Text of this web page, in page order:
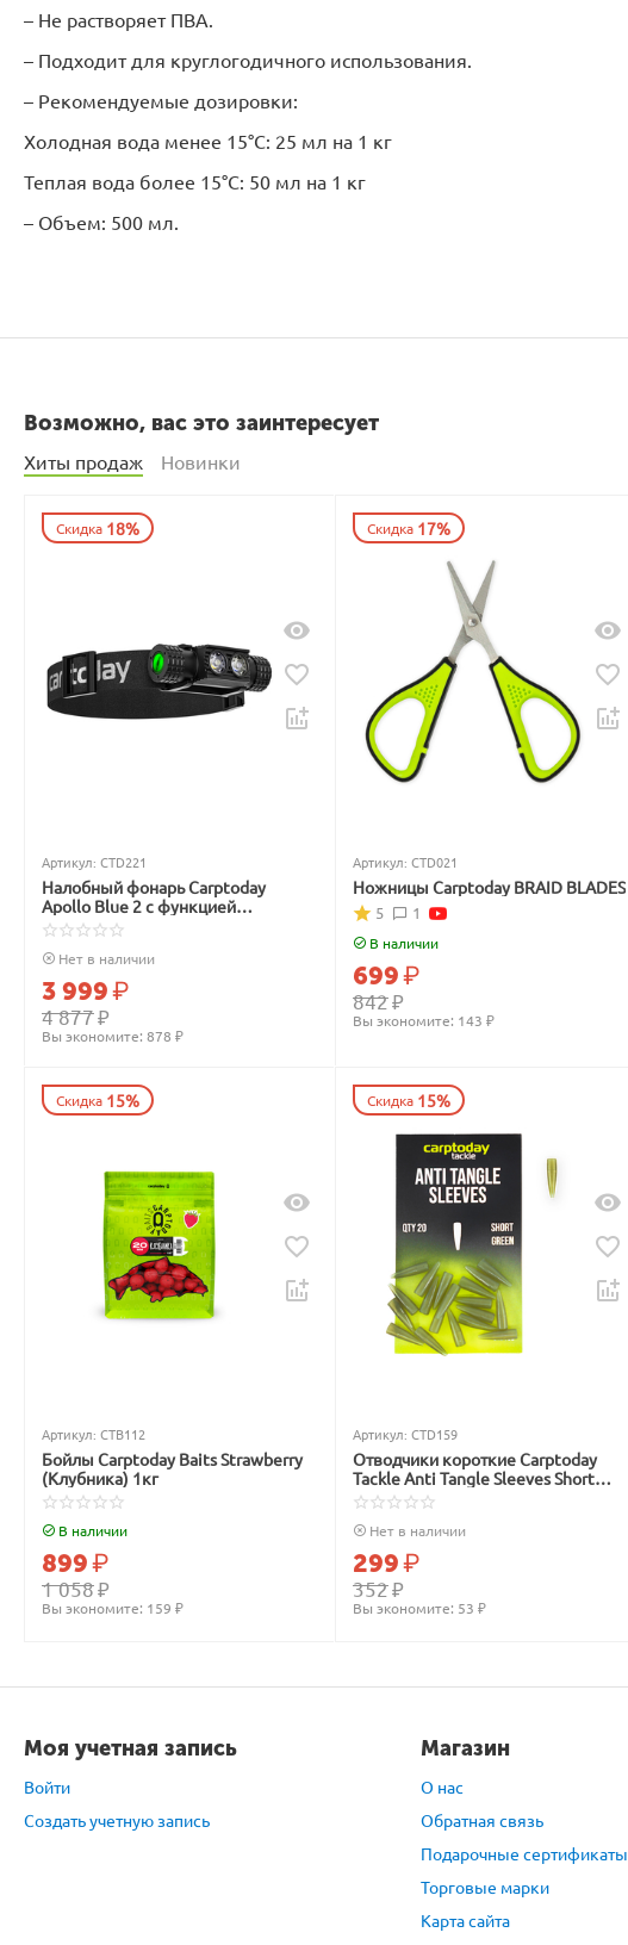
– Не растворяет ПВА.
– Подходит для круглогодичного использования.
– Рекомендуемые дозировки:
Холодная вода менее 15°C: 25 мл на 1 кг
Теплая вода более 15°C: 50 мл на 1 кг
– Объем: 500 мл.
Возможно, вас это заинтересует
Хиты продаж Новинки
Скидка 18%
Артикул: CTD221
Налобный фонарь Carptoday
Apollo Blue 2 с функцией
подсвечивания лески синим
светом
Нет в наличии
4 877₽
3 999₽
Вы экономите: 878 ₽
Скидка 17%
Артикул: CTD021
Ножницы Carptoday BRAID BLADES
1
5
В наличии
842₽
699₽
Вы экономите: 143 ₽
Скидка 15%
Артикул: CTB112
Бойлы Carptoday Baits Strawberry
(Клубника) 1кг
В наличии
1 058₽
899₽
Вы экономите: 159 ₽
Скидка 15%
Артикул: CTD159
Отводчики короткие Carptoday
Tackle Anti Tangle Sleeves Short
зелёные
Нет в наличии
352₽
299₽
Вы экономите: 53 ₽
Моя учетная запись
Войти
Создать учетную запись
Магазин
О нас
Обратная связь
Подарочные сертификаты
Торговые марки
Карта сайта